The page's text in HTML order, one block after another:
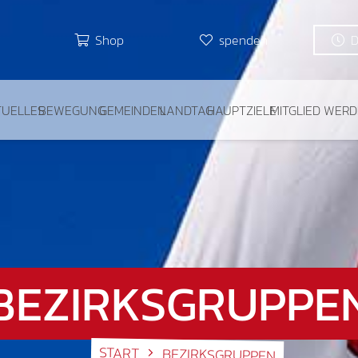
Shop spenden
BEWEGUNGGEMEINDENLANDTAGHAUPTZIELEMITGLIED
START